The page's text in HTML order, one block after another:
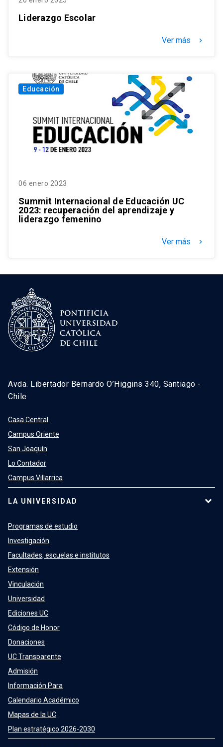
Liderazgo Escolar
Ver más keyboard_arrow_right
Educación
06 enero 2023
Summit Internacional de Educación UC
2023: recuperación del aprendizaje y
liderazgo femenino
Ver más keyboard_arrow_right
Avda. Libertador Bernardo O’Higgins 340, Santiago -
Chile
Casa Central
Campus Oriente
San Joaquín
Lo Contador
Campus Villarrica
LA UNIVERSIDAD
Programas de estudio
Investigación
Facultades, escuelas e institutos
Extensión
Vinculación
Universidad
Ediciones UC
Código de Honor
Donaciones
UC Transparente
Admisión
Información Para
Calendario Académico
Mapas de la UC
Plan estratégico 2026-2030